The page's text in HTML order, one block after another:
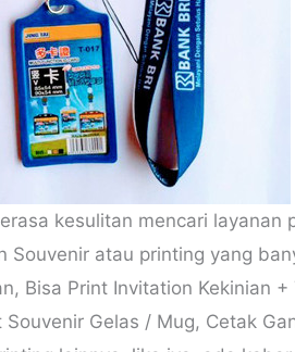
kesulitan mencari layanan
Souvenir atau printing yang
Bisa Print Invitation Kekinian +
Gelas / Mug, Cetak